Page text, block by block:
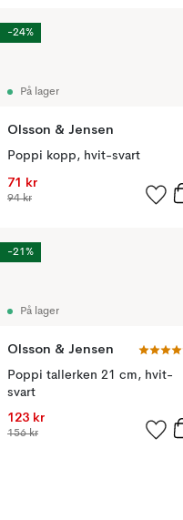
På lager
Olsson & Jensen
Poppi kopp, hvit-svart
71 kr
94 kr
-24%
På lager
Olsson & Jensen
Poppi tallerken 21 cm, hvit-
svart
123 kr
156 kr
-21%